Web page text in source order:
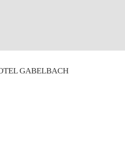
GABELBACH